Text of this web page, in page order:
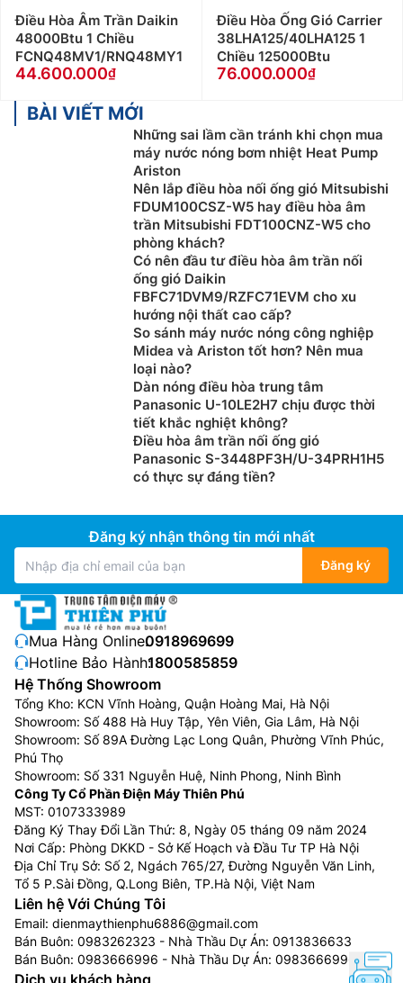
Điều Hòa Âm Trần Daikin
48000Btu 1 Chiều
FCNQ48MV1/RNQ48MY1
44.600.000
Điều Hòa Ống Gió Carrier
38LHA125/40LHA125 1
Chiều 125000Btu
76.000.000
BÀI VIẾT MỚI
Những sai lầm cần tránh khi chọn mua
máy nước nóng bơm nhiệt Heat Pump
Ariston
Nên lắp điều hòa nối ống gió Mitsubishi
FDUM100CSZ-W5 hay điều hòa âm
trần Mitsubishi FDT100CNZ-W5 cho
phòng khách?
Có nên đầu tư điều hòa âm trần nối
ống gió Daikin
FBFC71DVM9/RZFC71EVM cho xu
hướng nội thất cao cấp?
So sánh máy nước nóng công nghiệp
Midea và Ariston tốt hơn? Nên mua
loại nào?
Dàn nóng điều hòa trung tâm
Panasonic U-10LE2H7 chịu được thời
tiết khắc nghiệt không?
Điều hòa âm trần nối ống gió
Panasonic S-3448PF3H/U-34PRH1H5
có thực sự đáng tiền?
Đăng ký nhận thông tin mới nhất
Đăng ký
Mua Hàng Online:0918969699
Hotline Bảo Hành:1800585859
Hệ Thống Showroom
Tổng Kho: KCN Vĩnh Hoàng, Quận Hoàng Mai, Hà Nội
Showroom: Số 488 Hà Huy Tập, Yên Viên, Gia Lâm, Hà Nội
Showroom: Số 89A Đường Lạc Long Quân, Phường Vĩnh Phúc,
Phú Thọ
Showroom: Số 331 Nguyễn Huệ, Ninh Phong, Ninh Bình
Công Ty Cổ Phần Điện Máy Thiên Phú
MST: 0107333989
Đăng Ký Thay Đổi Lần Thứ: 8, Ngày 05 tháng 09 năm 2024
Nơi Cấp: Phòng DKKD - Sở Kế Hoạch và Đầu Tư TP Hà Nội
Địa Chỉ Trụ Sở: Số 2, Ngách 765/27, Đường Nguyễn Văn Linh,
Tổ 5 P.Sài Đồng, Q.Long Biên, TP.Hà Nội, Việt Nam
Liên hệ Với Chúng Tôi
Email: dienmaythienphu6886@gmail.com
Bán Buôn: 0983262323 - Nhà Thầu Dự Án: 0913836633
Bán Buôn: 0983666996 - Nhà Thầu Dự Án: 0983666996